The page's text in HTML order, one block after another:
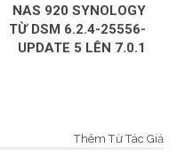
NAS 920 SYNOLOGY
TỪ DSM 6.2.4-25556-
UPDATE 5 LÊN 7.0.1
Thêm Từ Tác Giả